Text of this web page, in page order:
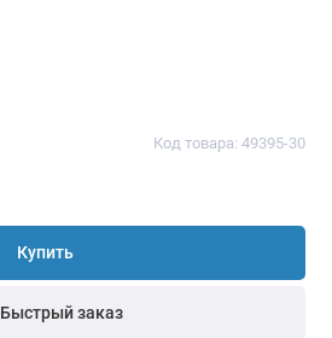
Код товара: 49395-30
Купить
Быстрый заказ